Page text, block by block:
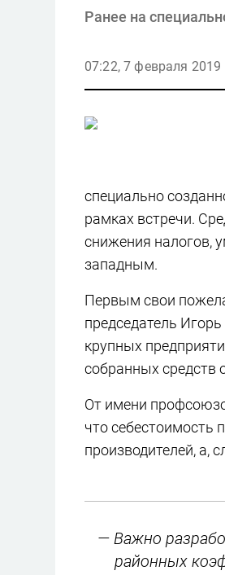
Ранее на
07:22, 7 февраля 2019
специально
рамках встречи.
снижения налогов,
западным.
Первым свои
председатель
крупных
собранных средств
От имени
что себестоимость
производителей, а,
— Важно
районных